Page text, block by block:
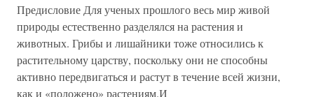
Предисловие Для ученых прошлого весь мир живой
природы естественно разделялся на растения и
животных. Грибы и лишайники тоже относились к
растительному царству, поскольку они не способны
активно передвигаться и растут в течение всей жизни,
как и «положено» растениям.И